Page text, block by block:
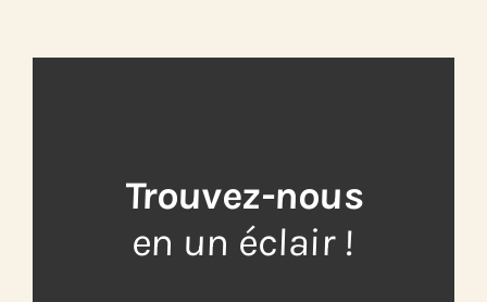
Trouvez-nous
en un éclair !